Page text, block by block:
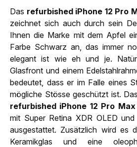
Das refurbished iPhone 12 Pro
zeichnet sich auch durch sein
Ihnen die Marke mit dem Apfel
Farbe Schwarz an, das immer
elegant ist wie eh und je.
Glasfront und einem
bedeutet, dass er im Falle eines
mögliche Stösse geschützt ist.
refurbished iPhone 12 Pro
mit Super Retina XDR OLED und
ausgestattet. Zusätzlich wird es
Keramikglas und eine